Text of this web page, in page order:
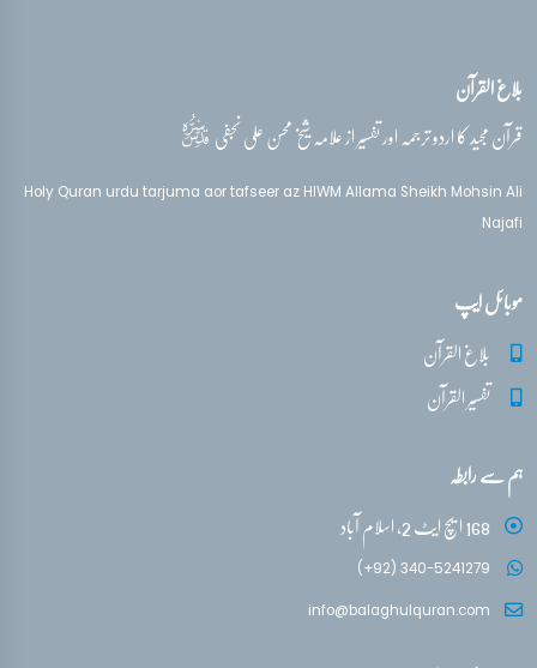
بلاغ القرآن
قرآن مجید کا اردو ترجمہ اور تفسیر از علامہ شیخ محسن علی نجفیقدس‌سره
Holy Quran urdu tarjuma aor tafseer az HIWM Allama Sheikh Mohsin Ali
Najafi
موبائل ایپ
بلاغ القرآن
تفسیر القرآن
ہم سے رابطہ
168 ایچ ایٹ 2، اسلام آباد
(+92) 340-5241279
info@balaghulquran.com